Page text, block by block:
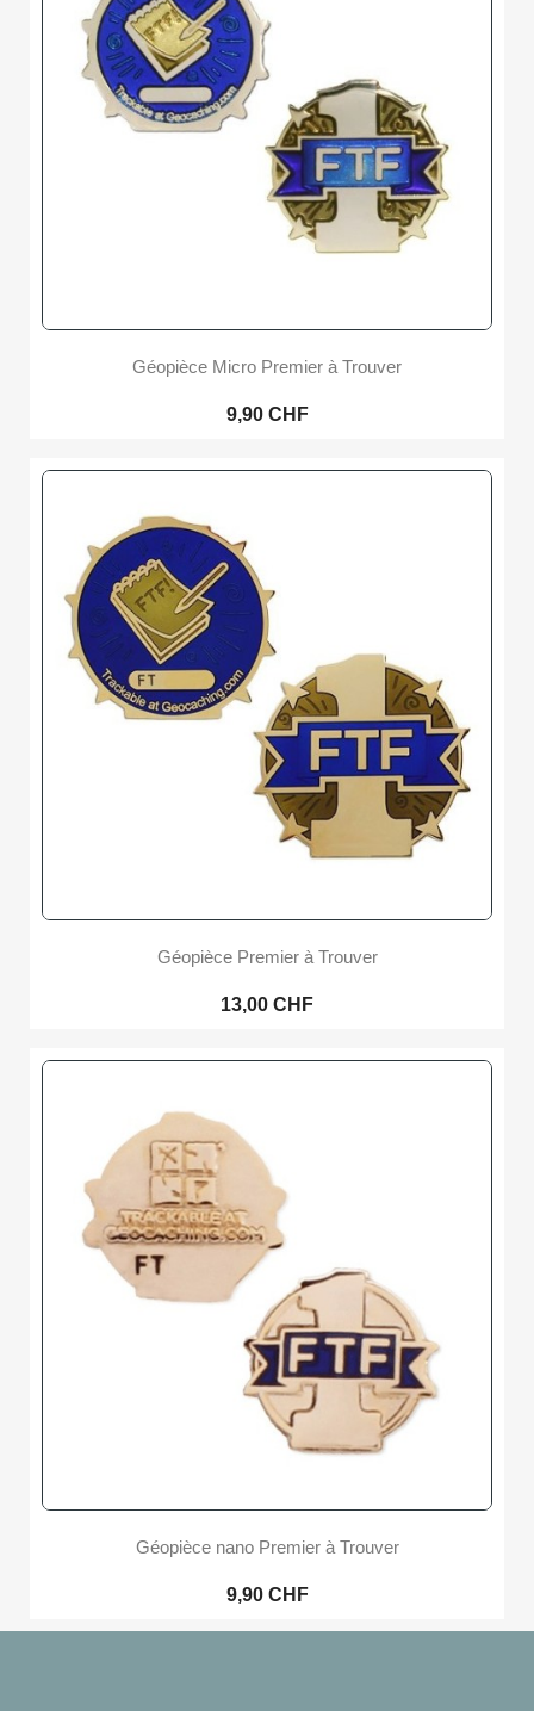
Géopièce Micro Premier à Trouver
9,90 CHF
Géopièce Premier à Trouver
13,00 CHF
Géopièce nano Premier à Trouver
9,90 CHF